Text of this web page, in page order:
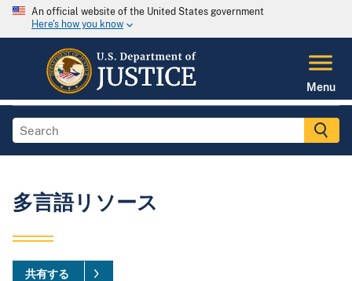
An official website of the United States government
Here's how you know
Menu
多言語リソース
共有する